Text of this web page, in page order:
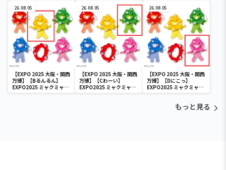
ん？
26.08.05
【EXPO 2025 大阪・関西
万博】【Bるんるん】
EXPO2025 ミャクミャク
カラフルゴム紐付きぬい
26.08.05
【EXPO 2025 大阪・関西
万博】【Cわーい】
EXPO2025 ミャクミャク
カラフルゴム紐付きぬい
26.08.05
【EXPO 2025 大阪・関西
万博】【Dにこっ】
EXPO2025 ミャクミャク
カラフルゴム紐付きぬい
もっと見る